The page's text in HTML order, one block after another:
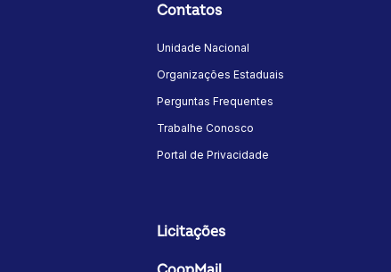
Contatos
Unidade Nacional
Organizações Estaduais
Perguntas Frequentes
Trabalhe Conosco
Portal de Privacidade
Licitações